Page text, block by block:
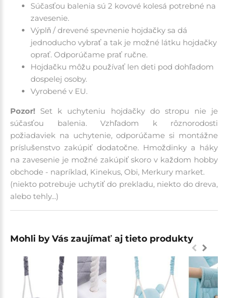
Súčasťou balenia sú 2 kovové kolesá potrebné na
zavesenie.
Výplň / drevené spevnenie hojdačky sa dá
jednoducho vybrať a tak je možné látku hojdačky
oprať. Odporúčame prať ručne.
Hojdačku môžu používať len deti pod dohľadom
dospelej osoby.
Vyrobené v EU.
Pozor! Set k uchyteniu hojdačky do stropu nie je
súčasťou balenia. Vzhľadom k rôznorodosti
požiadaviek na uchytenie, odporúčame si montážne
príslušenstvo zakúpiť dodatočne. Hmoždinky a háky
na zavesenie je možné zakúpiť skoro v každom hobby
obchode - napríklad, Kinekus, Obi, Merkury market.
(niekto potrebuje uchytiť do prekladu, niekto do dreva,
alebo tehly...)
Mohli by Vás zaujímať aj tieto produkty